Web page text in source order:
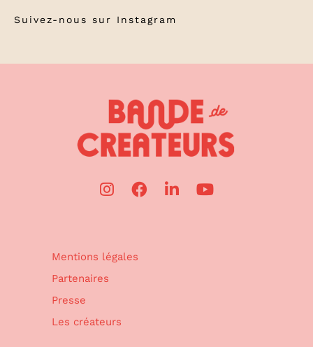
Suivez-nous sur Instagram
Mentions légales
Partenaires
Presse
Les créateurs